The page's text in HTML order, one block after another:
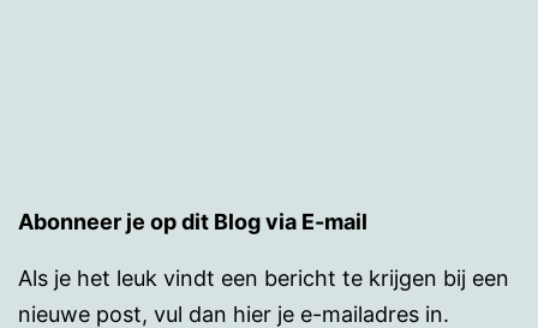
Abonneer je op dit Blog via E-mail
Als je het leuk vindt een bericht te krijgen bij een
nieuwe post, vul dan hier je e-mailadres in.